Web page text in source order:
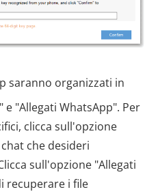
saranno organizzati in
"Allegati WhatsApp". Per
clicca sull'opzione
che desideri
sull'opzione "Allegati
recuperare i file